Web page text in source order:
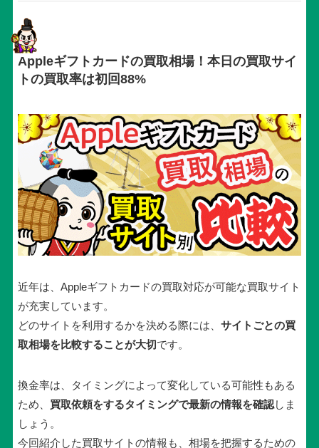
Appleギフトカードの買取相場！本日の買取サイ
トの買取率は初回88%
近年は、Appleギフトカードの買取対応が可能な買取サイト
が充実しています。
どのサイトを利用するかを決める際には、 サイトごとの買
取相場を比較することが大切です。
換金率は、タイミングによって変化している可能性もある
ため、 買取依頼をするタイミングで最新の情報を確認しま
しょう。
今回紹介した買取サイトの情報も、相場を把握するための